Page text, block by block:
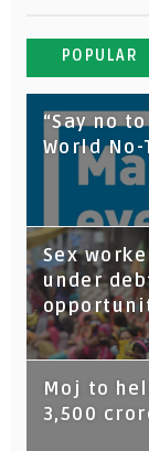
POPULAR
“Say no
World No-
Sex
under
Moj to
3,500